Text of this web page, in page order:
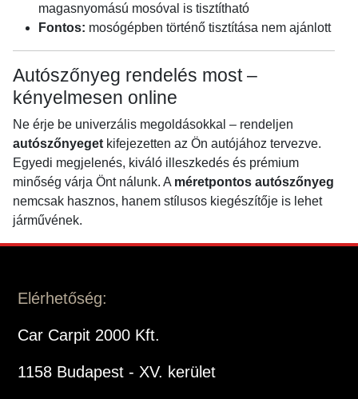
magasnyomású mosóval is tisztítható
Fontos: mosógépben történő tisztítása nem ajánlott
Autószőnyeg rendelés most –
kényelmesen online
Ne érje be univerzális megoldásokkal – rendeljen
autószőnyeget kifejezetten az Ön autójához tervezve.
Egyedi megjelenés, kiváló illeszkedés és prémium
minőség várja Önt nálunk. A méretpontos autószőnyeg
nemcsak hasznos, hanem stílusos kiegészítője is lehet
járművének.
Elérhetőség:
Car Carpit 2000 Kft.
1158 Budapest - XV. kerület